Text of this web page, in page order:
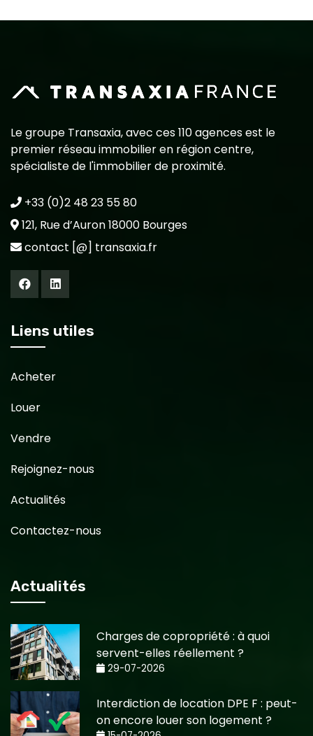
Le groupe Transaxia, avec ces 110 agences est le
premier réseau immobilier en région centre,
spécialiste de l'immobilier de proximité.
+33 (0)2 48 23 55 80
121, Rue d’Auron 18000 Bourges
contact [@] transaxia.fr
Liens utiles
Acheter
Louer
Vendre
Rejoignez-nous
Actualités
Contactez-nous
Actualités
Charges de copropriété : à quoi
servent-elles réellement ?
29-07-2026
Interdiction de location DPE F : peut-
on encore louer son logement ?